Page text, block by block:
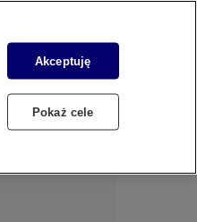
Dzień dobry!
ZALOGUJ SIĘ
Akceptuję
Pokaż cele